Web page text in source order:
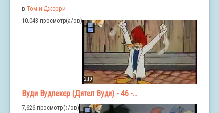
в Том и Джерри
10,043 просмотр(а/ов)
2:19
Вуди Вудпекер (Дятел Вуди) - 46 -...
7,626 просмотр(а/ов)